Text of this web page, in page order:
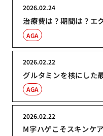
治療費は？期間は？エ
2026.02.24
AGA
グルタミンを核にした
2026.02.22
AGA
M字ハゲこそスキンケ
2026.02.22